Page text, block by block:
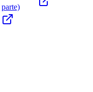
parte)